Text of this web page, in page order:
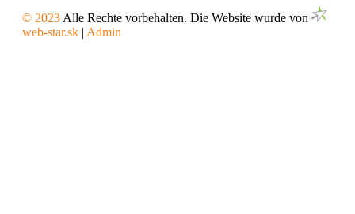
© 2023 Alle Rechte vorbehalten. Die Website wurde von
web-star.sk | Admin